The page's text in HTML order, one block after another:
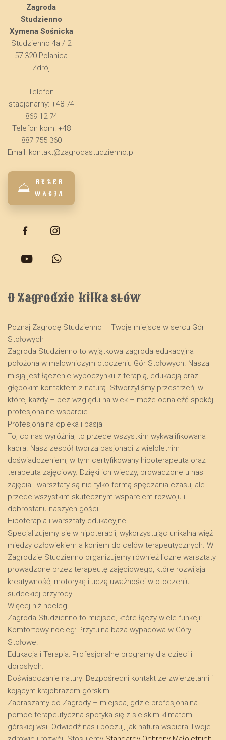
O Zagrodzie  kilka słów
Poznaj Zagrodę Studzienno – Twoje miejsce w sercu Gór
Stołowych
​Zagroda Studzienno to wyjątkowa zagroda edukacyjna
położona w malowniczym otoczeniu Gór Stołowych. Naszą
misją jest łączenie wypoczynku z terapią, edukacją oraz
głębokim kontaktem z naturą. Stworzyliśmy przestrzeń, w
której każdy – bez względu na wiek – może odnaleźć spokój i
profesjonalne wsparcie.
​Profesjonalna opieka i pasja
​To, co nas wyróżnia, to przede wszystkim wykwalifikowana
kadra. Nasz zespół tworzą pasjonaci z wieloletnim
doświadczeniem, w tym certyfikowany hipoterapeuta oraz
terapeuta zajęciowy. Dzięki ich wiedzy, prowadzone u nas
zajęcia i warsztaty są nie tylko formą spędzania czasu, ale
przede wszystkim skutecznym wsparciem rozwoju i
dobrostanu naszych gości.
​Hipoterapia i warsztaty edukacyjne
​Specjalizujemy się w hipoterapii, wykorzystując unikalną więź
między człowiekiem a koniem do celów terapeutycznych. W
Zagrodzie Studzienno organizujemy również liczne warsztaty
prowadzone przez terapeutę zajęciowego, które rozwijają
kreatywność, motorykę i uczą uważności w otoczeniu
sudeckiej przyrody.
​Więcej niż nocleg
​Zagroda Studzienno to miejsce, które łączy wiele funkcji:
​Komfortowy nocleg: Przytulna baza wypadowa w Góry
Stołowe.
​Edukacja i Terapia: Profesjonalne programy dla dzieci i
dorosłych.
​Doświadczanie natury: Bezpośredni kontakt ze zwierzętami i
kojącym krajobrazem górskim.
​Zapraszamy do Zagrody – miejsca, gdzie profesjonalna
pomoc terapeutyczna spotyka się z sielskim klimatem
górskiej wsi. Odwiedź nas i poczuj, jak natura wspiera Twoje
Zagroda
Studzienno
Xymena Sośnicka
Studzienno 4a / 2
57-320 Polanica
Zdrój
Telefon
stacjonarny: +48 74
869 12 74
Telefon kom: +48
887 755 360
Email: kontakt@zagrodastudzienno.pl
REZER
WACJA